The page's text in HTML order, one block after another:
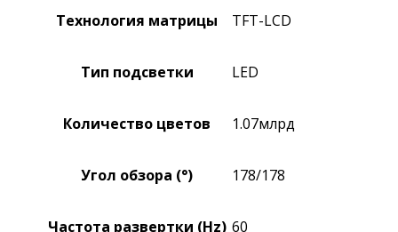
Технология матрицы TFT-LCD
Тип подсветки LED
Количество цветов 1.07млрд
Угол обзора (°) 178/178
Частота развертки (Hz) 60